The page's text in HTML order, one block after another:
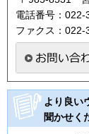
電話番号：022-
ファクス：022-
より良い
聞かせく